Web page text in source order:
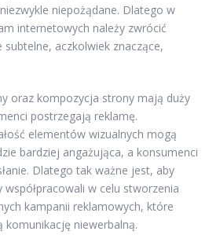
niepożądane. Dlatego w
internetowych należy zwrócić
aczkolwiek znaczące,
oraz kompozycja strony mają duży
postrzegają reklamę.
elementów wizualnych mogą
bardziej angażująca, a konsumenci
Dlatego tak ważne jest, aby
w celu stworzenia
kampanii reklamowych, które
komunikację niewerbalną.